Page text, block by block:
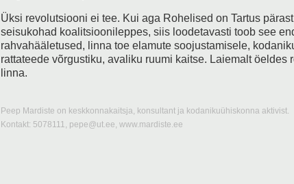
Üksi revolutsiooni ei tee. Kui aga Rohelised on Tartus
seisukohad koalitsioonileppes, siis loodetavasti toob see
rahvahääletused, linna toe elamute soojustamisele,
rattateede võrgustiku, avaliku ruumi kaitse. Laiemalt öeldes
linna.
Peep Mardiste on keskkonnakaitsja, konsultant ja kodanikuühiskonna aktivist.
Kontakt: 5078111, pepe@ut.ee, www.mardiste.ee